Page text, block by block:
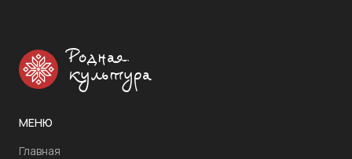
Родная
культура
МЕНЮ
Главная